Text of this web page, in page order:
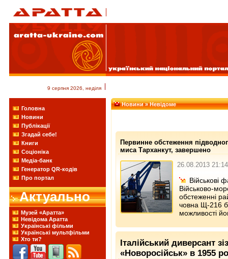
9 серпня 2026, неділя
Головна
Новини
Публікації
Згадай себе!
Книги
Соціоніка
Медіа-банк
Генератор QR-кодів
Про портал
Актуально
Музей «Аратта»
Невідома Аратта
Українські фільми
Українські мультфільми
Хто ти?
Новини» Невідоме
Первинне обстеження
миса Тарханкут, завершено
26.08.2013 21:14
Військові
Військово-
обстеженні
човна Щ-216
можливості
Італійський диверсант
«Новоросійськ» в 1955